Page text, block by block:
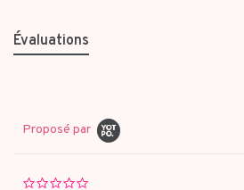
Évaluations
Proposé par